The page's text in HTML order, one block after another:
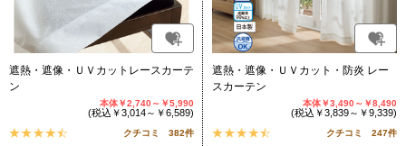
遮熱・遮像・ＵＶカットレースカーテ
ン
本体￥2,740～￥5,990
(税込￥3,014～￥6,589)
クチコミ 382件
遮熱・遮像・ＵＶカット・防炎 レー
スカーテン
本体￥3,490～￥8,490
(税込￥3,839～￥9,339)
クチコミ 247件